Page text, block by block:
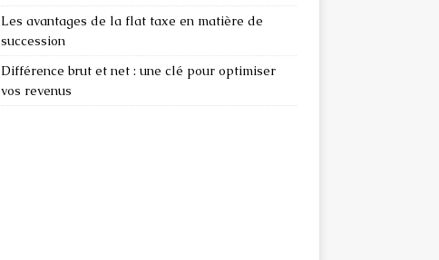
Les avantages de la flat taxe en matière de
succession
Différence brut et net : une clé pour optimiser
vos revenus